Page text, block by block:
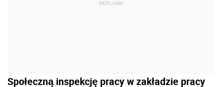
REKLAMA
Społeczną inspekcję pracy w zakładzie pracy